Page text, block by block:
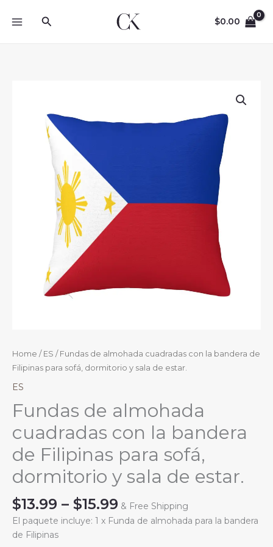
Search $0.00
Home / ES / Fundas de almohada cuadradas con la bandera de
Filipinas para sofá, dormitorio y sala de estar.
ES
Fundas de almohada
cuadradas con la bandera
de Filipinas para sofá,
dormitorio y sala de estar.
$13.99 – $15.99 Price
range:
& Free Shipping
El paquete incluye: 1 x Funda de almohada para la bandera
de Filipinas